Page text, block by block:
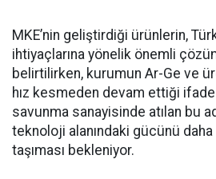
MKE’nin geliştirdiği ürünlerin,
ihtiyaçlarına yönelik önemli
belirtilirken, kurumun Ar-Ge ve
hız kesmeden devam ettiği
savunma sanayisinde atılan bu
teknoloji alanındaki gücünü
taşıması bekleniyor.